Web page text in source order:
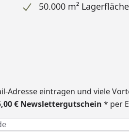
50.000 m² Lagerfläche
Adresse eintragen und viele
€ Newslettergutschein * per